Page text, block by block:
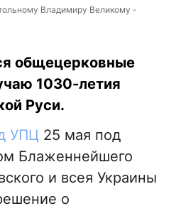
Владимиру Великому -
общецерковные
1030-летия
Руси.
УПЦ 25 мая под
Блаженнейшего
и всея Украины
о